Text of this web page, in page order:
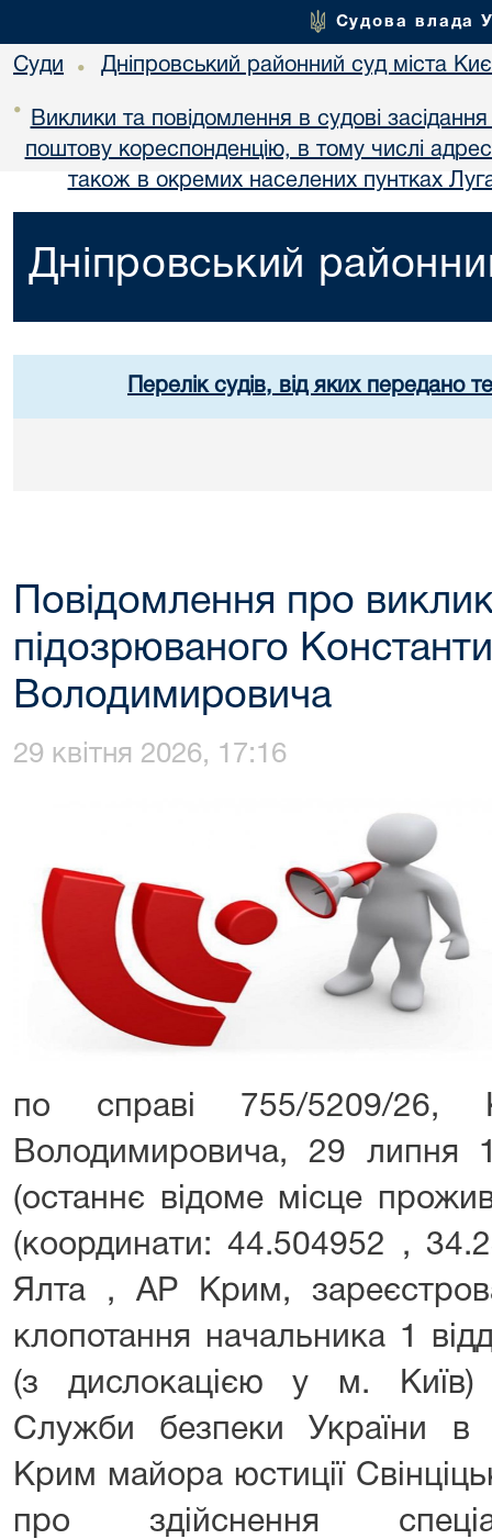
Судова влада
Суди • Дніпровський районний суд міста
•
Виклики та повідомлення в судові
поштову кореспонденцію, в тому числі
також в окремих населених пунтках
Дніпровський
Перелік судів, від яких передано
Повідомлення про
підозрюваного
Володимировича
29 квітня 2026, 17:16
по справі 755/5209/26,
Володимировича, 29 липня
(останнє відоме місце
(координати: 44.504952 ,
Ялта , АР Крим,
клопотання начальника 1
(з дислокацією у м. Київ)
Служби безпеки України в
Крим майора юстиції
про здійснення